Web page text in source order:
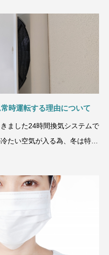
時運転する理由について
ました24時間換気システムで
たい空気が入る為、冬は特に